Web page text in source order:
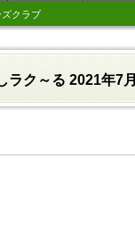
ズクラブ
ラク～る 2021年7